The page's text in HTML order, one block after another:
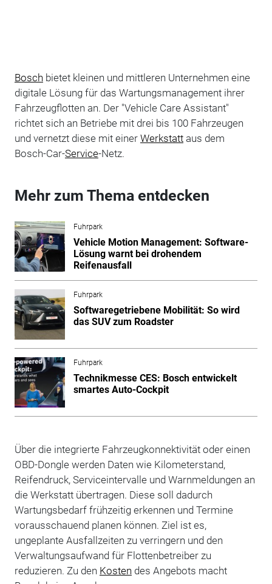
Bosch bietet kleinen und mittleren Unternehmen eine
digitale Lösung für das Wartungsmanagement ihrer
Fahrzeugflotten an. Der "Vehicle Care Assistant"
richtet sich an Betriebe mit drei bis 100 Fahrzeugen
und vernetzt diese mit einer Werkstattaus dem
Bosch-Car-Service-Netz.
Mehr zum Thema entdecken
Fuhrpark
Vehicle Motion Management: Software-
Lösung warnt bei drohendem
Reifenausfall
Fuhrpark
Softwaregetriebene Mobilität: So wird
das SUV zum Roadster
Fuhrpark
Technikmesse CES: Bosch entwickelt
smartes Auto-Cockpit
Über die integrierte Fahrzeugkonnektivität oder einen
OBD-Dongle werden Daten wie Kilometerstand,
Reifendruck, Serviceintervalle und Warnmeldungen an
die Werkstatt übertragen. Diese soll dadurch
Wartungsbedarf frühzeitig erkennen und Termine
vorausschauend planen können. Ziel ist es,
ungeplante Ausfallzeiten zu verringern und den
Verwaltungsaufwand für Flottenbetreiber zu
reduzieren. Zu den Kosten des Angebots macht